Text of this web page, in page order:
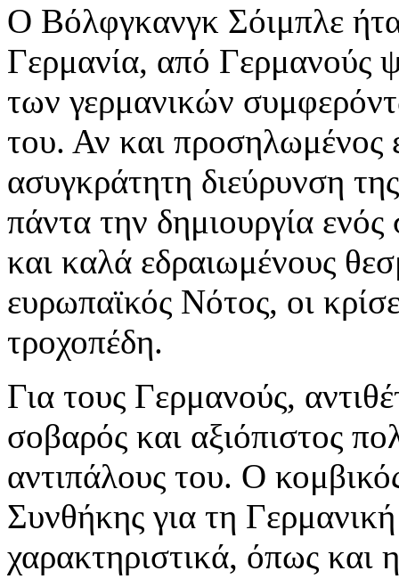
Ο Βόλφγκανγκ Σόιμπλε
Γερμανία, από Γερμανούς
των γερμανικών
του. Αν και προσηλωμένος
ασυγκράτητη διεύρυνση
πάντα την δημιουργία
και καλά εδραιωμένους
ευρωπαϊκός Νότος, οι
τροχοπέδη.
Για τους Γερμανούς,
σοβαρός και αξιόπιστος
αντιπάλους του. Ο
Συνθήκης για τη
χαρακτηριστικά, όπως και